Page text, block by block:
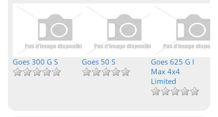
Goes 300 G S Goes 50 S
Goes 625 G I
Max 4x4
Limited